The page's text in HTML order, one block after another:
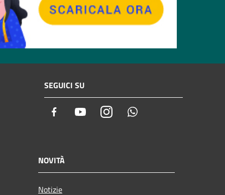
SEGUICI SU
Facebook YoutubeInstagram
NOVITÀ
Notizie